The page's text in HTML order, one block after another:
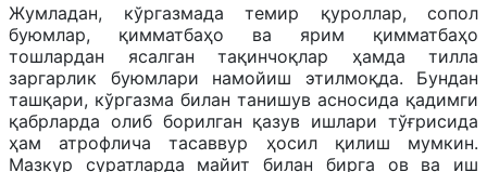
Жумладан, кўргазмада темир қуроллар, сопол
буюмлар, қимматбаҳо ва ярим қимматбаҳо
тошлардан ясалган тақинчоқлар ҳамда тилла
заргарлик буюмлари намойиш этилмоқда. Бундан
ташқари, кўргазма билан танишув асносида қадимги
қабрларда олиб борилган қазув ишлари тўғрисида
ҳам атрофлича тасаввур ҳосил қилиш мумкин.
Мазкур суратларда майит билан бирга ов ва иш